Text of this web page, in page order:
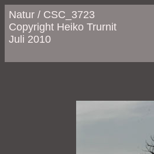
Natur / CSC_3723
Copyright Heiko Trurnit
Juli 2010